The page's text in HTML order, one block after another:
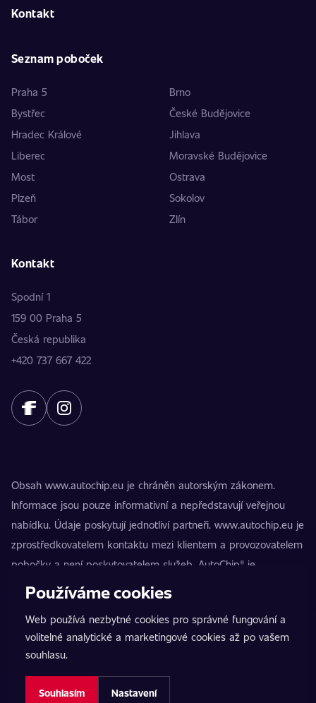
Kontakt
Seznam poboček
Praha 5
Brno
Bystřec
České Budějovice
Hradec Králové
Jihlava
Liberec
Moravské Budějovice
Most
Ostrava
Plzeň
Sokolov
Tábor
Zlín
Kontakt
Spodní 1
159 00 Praha 5
Česká republika
+420 737 667 422
Obsah www.autochip.eu je chráněn autorským zákonem.
Informace jsou pouze informativní a nepředstavují veřejnou
nabídku. Údaje poskytují jednotliví partneři. www.autochip.eu je
zprostředkovatelem kontaktu mezi klientem a provozovatelem
pobočky a není poskytovatelem služeb. AutoChip® je
registrovaná ochranná známka Petra Kučery. Úpravy, které
nezpůsobilosti vozidla k provozu na pozemních komunikacích.
Přesné informace poskytuje vždy konkrétní provozovatel
pobočky.
Nastavení cookies
Používáme cookies
Web používá nezbytné cookies pro správné fungování a
volitelné analytické a marketingové cookies až po vašem
souhlasu.
Souhlasím Nastavení